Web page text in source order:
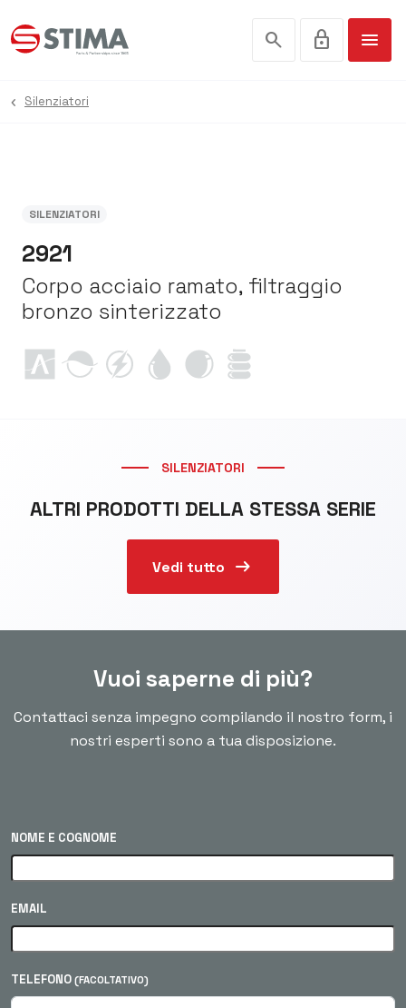
search lock menu
Silenziatori
SILENZIATORI
2921
Corpo acciaio ramato, filtraggio
bronzo sinterizzato
SILENZIATORI
ALTRI PRODOTTI DELLA STESSA SERIE
Vedi tutto arrow_right_alt
Vuoi saperne di più?
Contattaci senza impegno compilando il nostro form, i
nostri esperti sono a tua disposizione.
NOME E COGNOME
EMAIL
TELEFONO (FACOLTATIVO)